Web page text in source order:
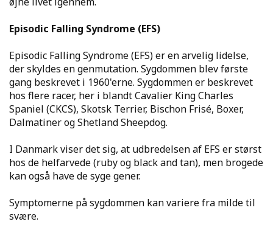
Episodic Falling Syndrome (EFS)
Episodic Falling Syndrome (EFS) er en arvelig lidelse,
der skyldes en genmutation. Sygdommen blev første
gang beskrevet i 1960'erne. Sygdommen er beskrevet
hos flere racer, her i blandt Cavalier King Charles
Spaniel (CKCS), Skotsk Terrier, Bischon Frisé, Boxer,
Dalmatiner og Shetland Sheepdog.
I Danmark viser det sig, at udbredelsen af EFS er størst
hos de helfarvede (ruby og black and tan), men brogede
kan også have de syge gener.
Symptomerne på sygdommen kan variere fra milde til
svære.